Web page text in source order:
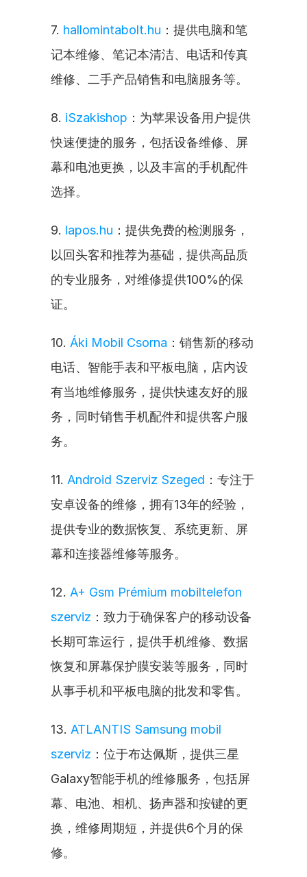
7. hallomintabolt.hu ：提供电脑和笔
记本维修、笔记本清洁、电话和传真
维修、二手产品销售和电脑服务等。
8. iSzakishop ：为苹果设备用户提供
快速便捷的服务，包括设备维修、屏
幕和电池更换，以及丰富的手机配件
选择。
9. lapos.hu ：提供免费的检测服务，
以回头客和推荐为基础，提供高品质
的专业服务，对维修提供100%的保
证。
10. Áki Mobil Csorna ：销售新的移动
电话、智能手表和平板电脑，店内设
有当地维修服务，提供快速友好的服
务，同时销售手机配件和提供客户服
务。
11. Android Szerviz Szeged ：专注于
安卓设备的维修，拥有13年的经验，
提供专业的数据恢复、系统更新、屏
幕和连接器维修等服务。
12. A+ Gsm Prémium mobiltelefon
szerviz ：致力于确保客户的移动设备
长期可靠运行，提供手机维修、数据
恢复和屏幕保护膜安装等服务，同时
从事手机和平板电脑的批发和零售。
13. ATLANTIS Samsung mobil
szerviz ：位于布达佩斯，提供三星
Galaxy智能手机的维修服务，包括屏
幕、电池、相机、扬声器和按键的更
换，维修周期短，并提供6个月的保
修。